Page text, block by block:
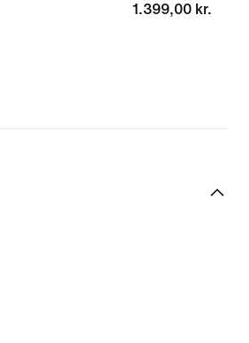
1.399,00 kr.
1.399,00 kr.